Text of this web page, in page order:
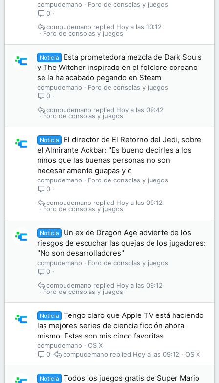
compudemano
Foro de consolas y juegos
0
Foro de consolas y juegos
Hoy a las 10:12
compudemano
Noticia
Esta prometedora mezcla de Dark Souls
y The Witcher inspirado en el folclore coreano
se la ha acabado pegando en Steam
compudemano
Foro de consolas y juegos
0
Foro de consolas y juegos
Hoy a las 09:42
compudemano
Noticia
El director de El Retorno del Jedi, sobre
el Almirante Ackbar: "Es bueno decirles a los
niños que las buenas personas no son
necesariamente guapas y q
compudemano
Foro de consolas y juegos
0
Foro de consolas y juegos
Hoy a las 09:12
compudemano
Noticia
Un ex de Dragon Age advierte de los
riesgos de escuchar las quejas de los jugadores:
"No son desarrolladores"
compudemano
Foro de consolas y juegos
0
Foro de consolas y juegos
Hoy a las 09:12
compudemano
Noticia
Tengo claro que Apple TV está haciendo
las mejores series de ciencia ficción ahora
mismo. Estas son mis cinco favoritas
compudemano
OS X
0
OS X
Hoy a las 09:12
compudemano
Noticia
Todos los juegos gratis de Super Mario